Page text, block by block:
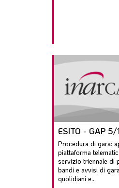
ESITO - GAP 5/
Procedura di gara:
piattaforma
servizio triennale di
bandi e avvisi di
quotidiani e...